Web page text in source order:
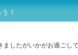
！
したがいかがお過ごし